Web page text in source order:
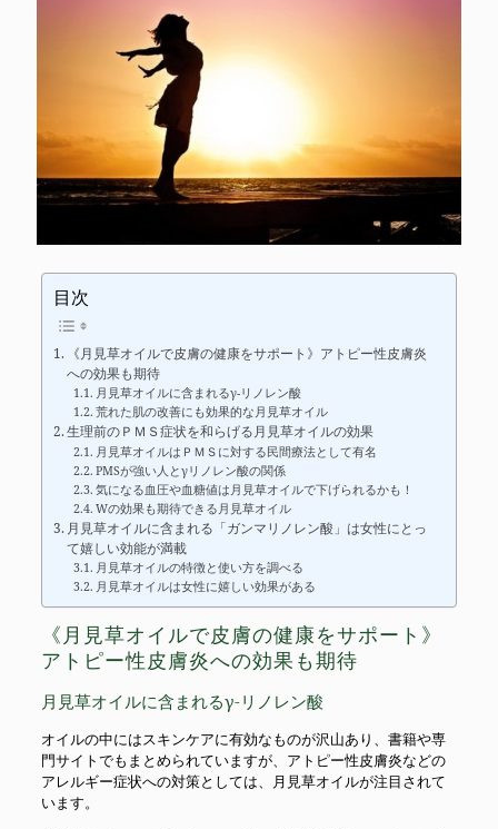
目次
《月見草オイルで皮膚の健康をサポート》アトピー性皮膚炎
への効果も期待
月見草オイルに含まれるγ-リノレン酸
荒れた肌の改善にも効果的な月見草オイル
生理前のＰＭＳ症状を和らげる月見草オイルの効果
月見草オイルはＰＭＳに対する民間療法として有名
PMSが強い人とγリノレン酸の関係
気になる血圧や血糖値は月見草オイルで下げられるかも！
Wの効果も期待できる月見草オイル
月見草オイルに含まれる「ガンマリノレン酸」は女性にとっ
て嬉しい効能が満載
月見草オイルの特徴と使い方を調べる
月見草オイルは女性に嬉しい効果がある
《月見草オイルで皮膚の健康をサポート》
アトピー性皮膚炎への効果も期待
月見草オイルに含まれるγ-リノレン酸
オイルの中にはスキンケアに有効なものが沢山あり、書籍や専
門サイトでもまとめられていますが、アトピー性皮膚炎などの
アレルギー症状への対策としては、月見草オイルが注目されて
います。